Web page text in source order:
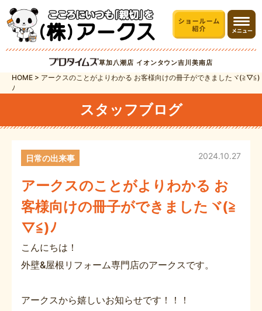
草加八潮店 イオンタウン吉川美南店
HOME > アークスのことがよりわかる お客様向けの冊子ができましたヾ(≧▽≦)
ﾉ
スタッフブログ
アークスのことがよりわかる お
客様向けの冊子ができましたヾ(≧
▽≦)ﾉ
2024.10.27
日常の出来事
こんにちは！
外壁&屋根リフォーム専門店のアークスです。
アークスから嬉しいお知らせです！！！